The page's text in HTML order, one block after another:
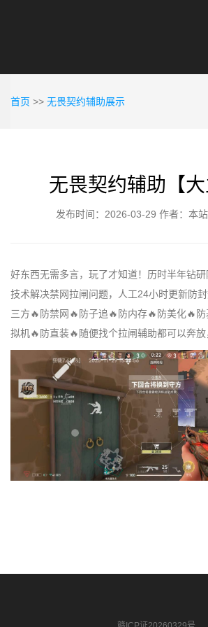
首页 >> 无畏契约辅助展示
无畏契约辅助【大
发布时间：2026-03-29 作者：本站
好东西无需多言，玩了才知道！历时半年钻
技术解决禁网拉闸问题，人工24小时更新防
三方🔥防禁网🔥防子追🔥防内存🔥防美化🔥
拟机🔥防直装🔥随便找个拉闸辅助都可以奔放